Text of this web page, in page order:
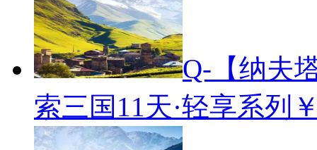
Q-【纳夫
索三国11天·轻享系列